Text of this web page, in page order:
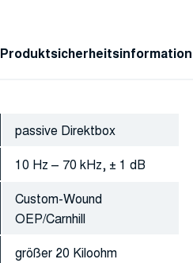
passive Direktbox
10 Hz – 70 kHz, ± 1 dB
Custom-Wound
OEP/Carnhill
größer 20 Kiloohm